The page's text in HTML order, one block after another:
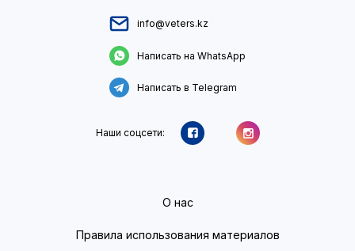
info@veters.kz
Написать на WhatsApp
Написать в Telegram
Наши соцсети:
О нас
Правила использования материалов